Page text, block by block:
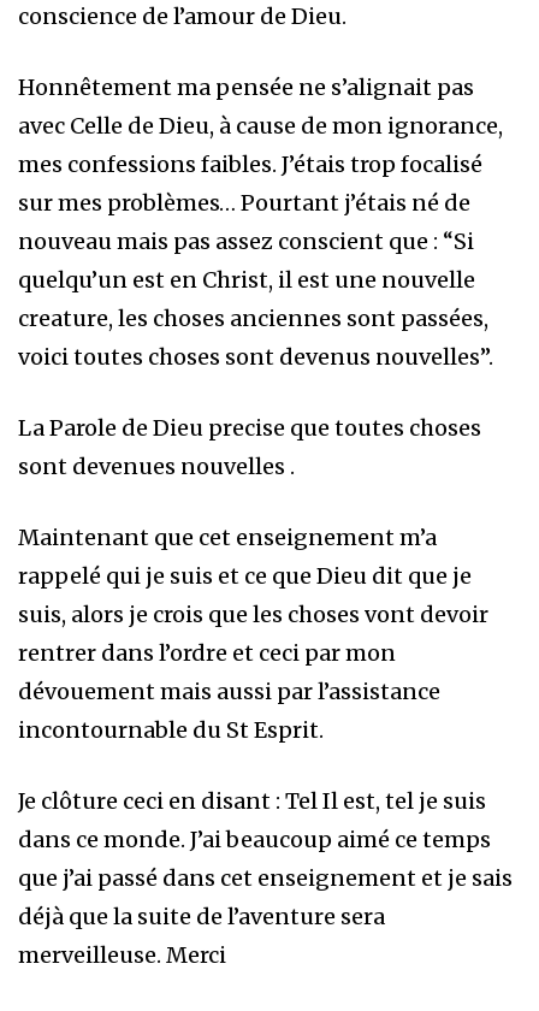
conscience de l’amour de Dieu.
Honnêtement ma pensée ne s’alignait pas
avec Celle de Dieu, à cause de mon ignorance,
mes confessions faibles. J’étais trop focalisé
sur mes problèmes… Pourtant j’étais né de
nouveau mais pas assez conscient que : “Si
quelqu’un est en Christ, il est une nouvelle
creature, les choses anciennes sont passées,
voici toutes choses sont devenus nouvelles”.
La Parole de Dieu precise que toutes choses
sont devenues nouvelles .
Maintenant que cet enseignement m’a
rappelé qui je suis et ce que Dieu dit que je
suis, alors je crois que les choses vont devoir
rentrer dans l’ordre et ceci par mon
dévouement mais aussi par l’assistance
incontournable du St Esprit.
Je clôture ceci en disant : Tel Il est, tel je suis
dans ce monde. J’ai beaucoup aimé ce temps
que j’ai passé dans cet enseignement et je sais
déjà que la suite de l’aventure sera
merveilleuse. Merci